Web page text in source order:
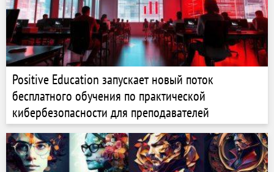
Positive Education запускает новый поток
бесплатного обучения по практической
кибербезопасности для преподавателей